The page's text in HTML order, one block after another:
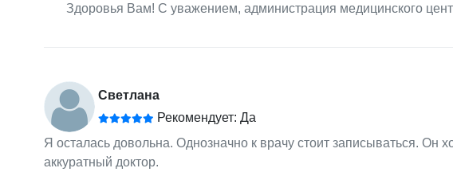
Здоровья Вам! С уважением, администрация медицинского
Светлана
Рекомендует: Да
Я осталась довольна. Однозначно к врачу стоит записываться.
аккуратный доктор.